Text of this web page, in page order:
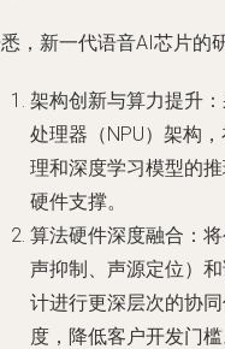
，新一代语音AI芯片的
架构创新与算力提升
处理器（NPU）架构
理和深度学习模型的
硬件支撑。
算法硬件深度融合 ：
声抑制、声源定位）
计进行更深层次的协
度，降低客户开发门槛